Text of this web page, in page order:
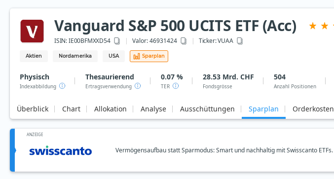
Vanguard S&P 500 UCITS ETF (Acc)
ISIN:IE00BFMXXD54 Valor: 46931424 Ticker:VUAA
Aktien Nordamerika USA Sparplan
Physisch
Indexabbildung
Thesaurierend
Ertragsverwendung
0.07 %
TER
28.53 Mrd. CHF
Fondsgrösse
504
Anzahl Positionen
Überblick Chart Allokation Analyse Ausschüttungen Sparplan Orderkosten
ANZEIGE
Vermögensaufbau statt Sparmodus: Smart und nachhaltig mit Swisscanto ETFs.